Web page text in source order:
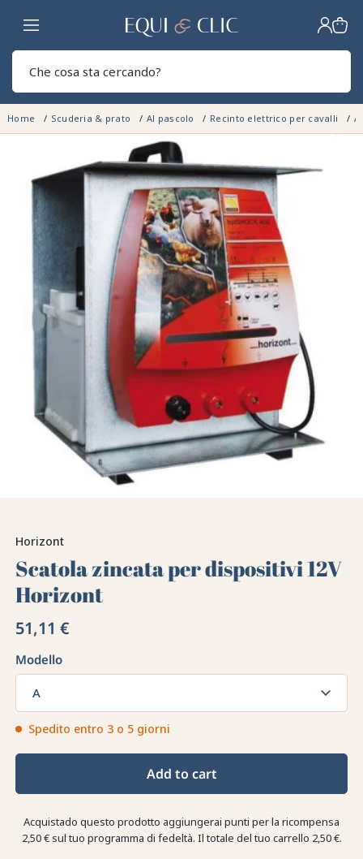
Casa
Home Scuderia & prato Al pascolo Recinto elettrico per cavalli
Horizont
Scatola zincata per dispositivi 12V
Horizont
51,11 €
Modello
A
Spedito entro 3 o 5 giorni
Add to cart
Acquistado questo prodotto aggiungerai punti per la ricompensa
2,50 €sul tuo programma di fedeltà. Il totale del tuo carrello 2,50 €.